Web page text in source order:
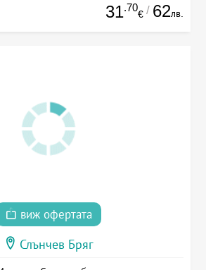
31.70
€ / 62лв.
виж офертата
Слънчев Бряг